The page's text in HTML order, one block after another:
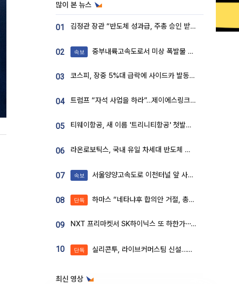
많이 본 뉴스
01 김정관 장관 “반도체 성과급, 주총 승인 받도록”…상법·자본시장법 개정 시사
02 속보 중부내륙고속도로서 미상 폭발물 발견
03 코스피, 장중 5%대 급락에 사이드카 발동…삼성·SK 동반 폭락
04 트럼프 “자석 사업을 하라”…제이에스링크, 비중국 영구자석 공급망 구축 속도
05 티웨이항공, 새 이름 '트리니티항공' 첫발…SSC 전략 본격화
06 라온로보틱스, 국내 유일 차세대 반도체 공정 로봇 개발 ‘고객사 테스트 진행’
07 속보 서울양양고속도로 이천터널 앞 사고 발생
08 단독 하마스 “네타냐후 합의안 거절, 총선 앞두고 시간 끌기”
09 NXT 프리마켓서 SK하이닉스 또 하한가⋯‘11주 거래’에 시초가 왜곡
10 단독 실리콘투, 라이브커머스팀 신설…K뷰티 ‘글로벌 판매망’ 확대[K뷰티 라방戰]
최신 영상